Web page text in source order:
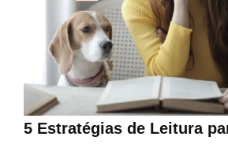
5 Estratégias de Leitura